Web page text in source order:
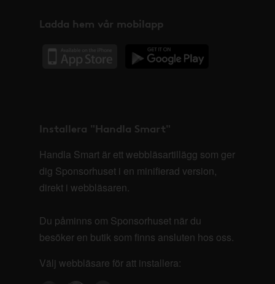
Ladda hem vår mobilapp
Installera "Handla Smart"
Handla Smart är ett webbläsartillägg som ger
dig Sponsorhuset i en minifierad version,
direkt i webbläsaren.
Du påminns om Sponsorhuset när du
besöker en butik som finns ansluten hos oss.
Välj webbläsare för att installera: